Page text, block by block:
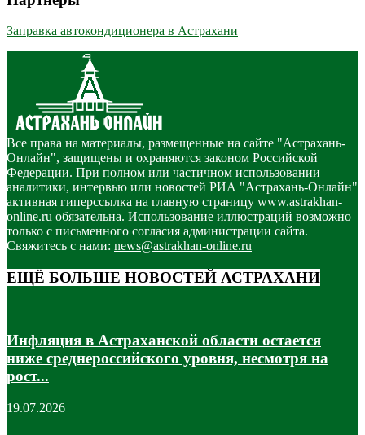
Заправка автокондиционера в Астрахани
Все права на материалы, размещенные на сайте "Астрахань-
Онлайн", защищены и охраняются законом Российской
Федерации. При полном или частичном использовании
аналитики, интервью или новостей РИА "Астрахань-Онлайн"
активная гиперссылка на главную страницу www.astrakhan-
online.ru обязательна. Использование иллюстраций возможно
только с письменного согласия администрации сайта.
Свяжитесь с нами: news@astrakhan-online.ru
ЕЩЁ БОЛЬШЕ НОВОСТЕЙ АСТРАХАНИ
Инфляция в Астраханской области остается
ниже среднероссийского уровня, несмотря на
рост...
19.07.2026